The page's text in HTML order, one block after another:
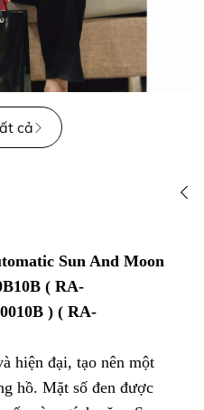
cả
Sun And Moon
( RA-
) ( RA-
hiện đại, tạo nên một
hồ. Mặt số đen được